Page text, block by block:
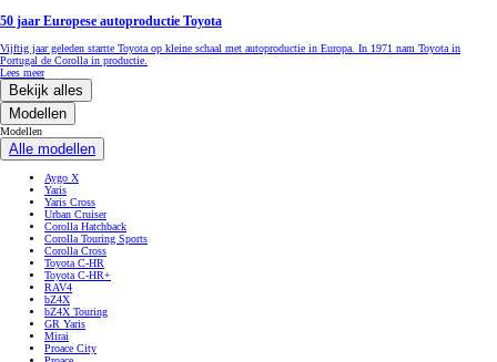
50 jaar Europese autoproductie Toyota
Vijftig jaar geleden startte Toyota op kleine schaal met autoproductie in Europa. In 1971 nam Toyota in
Portugal de Corolla in productie.
Lees meer
Bekijk alles
Modellen
Modellen
Alle modellen
Aygo X
Yaris
Yaris Cross
Urban Cruiser
Corolla Hatchback
Corolla Touring Sports
Corolla Cross
Toyota C-HR
Toyota C-HR+
RAV4
bZ4X
bZ4X Touring
GR Yaris
Mirai
Proace City